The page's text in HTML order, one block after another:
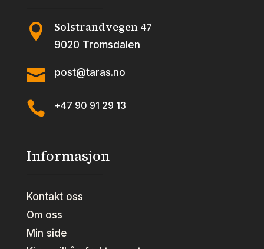
 Solstrandvegen 47
9020 Tromsdalen
 post@taras.no
 +47 90 91 29 13
Informasjon
Kontakt oss
Om oss
Min side